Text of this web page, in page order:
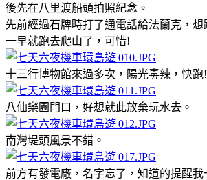
後先在八里渡船頭拍照紀念。
先前經過石牌時打了通電話給法蘭克，
一早就跑去爬山了，可惜!
十三行博物館來過多次，陽光毒辣，快跑!
八仙樂園門口，好想就此放棄玩水去。
南灣堤頭風景不錯。
前方有發電廠，名字忘了，知道的提醒我